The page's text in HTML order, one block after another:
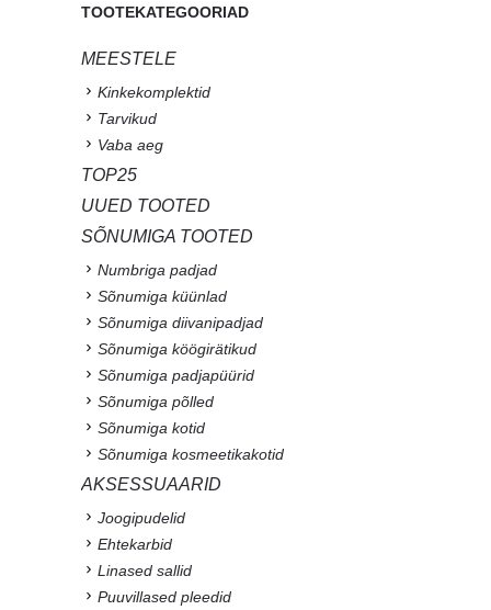
TOOTEKATEGOORIAD
MEESTELE
Kinkekomplektid
Tarvikud
Vaba aeg
TOP25
UUED TOOTED
SÕNUMIGA TOOTED
Numbriga padjad
Sõnumiga küünlad
Sõnumiga diivanipadjad
Sõnumiga köögirätikud
Sõnumiga padjapüürid
Sõnumiga põlled
Sõnumiga kotid
Sõnumiga kosmeetikakotid
AKSESSUAARID
Joogipudelid
Ehtekarbid
Linased sallid
Puuvillased pleedid